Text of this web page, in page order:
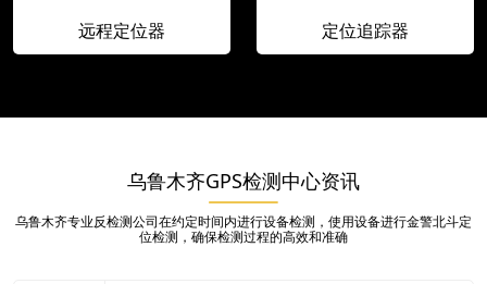
远程定位器 定位追踪器
乌鲁木齐GPS检测中心资讯
乌鲁木齐专业反检测公司在约定时间内进行设备检测，使用设备进行金警北斗定
位检测，确保检测过程的高效和准确